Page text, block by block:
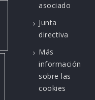
asociado
Junta
directiva
Más
información
sobre las
cookies